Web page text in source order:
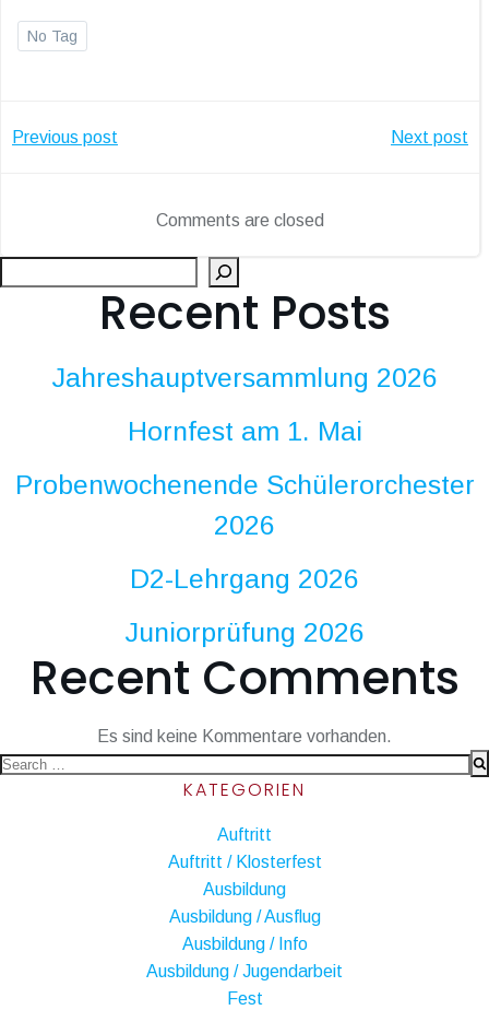
No Tag
Post
navigation
Previous post Next post
Comments are closed
Recent Posts
Jahreshauptversammlung 2026
Hornfest am 1. Mai
Probenwochenende Schülerorchester
2026
D2-Lehrgang 2026
Juniorprüfung 2026
Recent Comments
Es sind keine Kommentare vorhanden.
Search
KATEGORIEN
Auftritt
Auftritt / Klosterfest
Ausbildung
Ausbildung / Ausflug
Ausbildung / Info
Ausbildung / Jugendarbeit
Fest